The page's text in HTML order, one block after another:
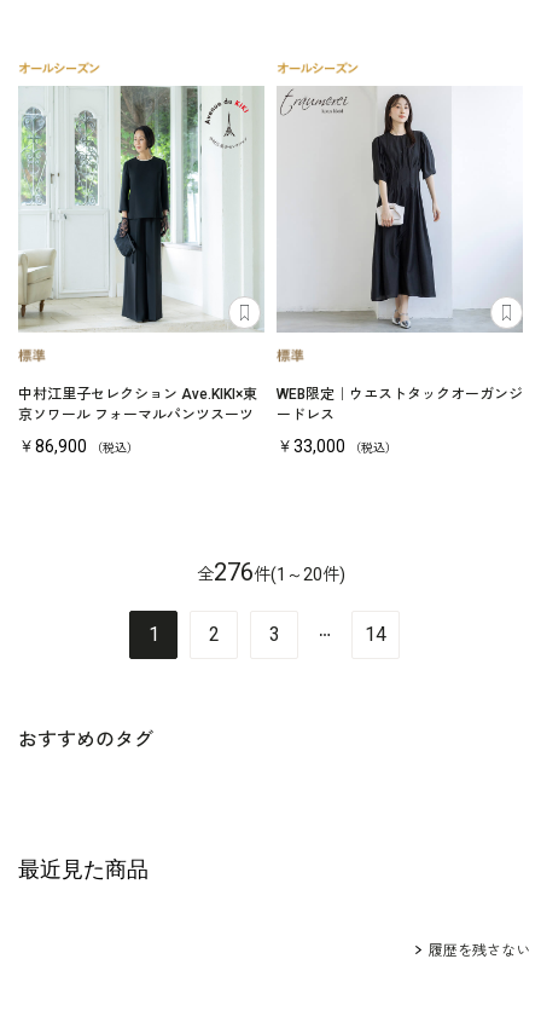
中村江里子セレクション Ave.KIKI×東
京ソワール フォーマルパンツスーツ
￥86,900 （税込）
WEB限定｜ウエストタックオーガンジ
ードレス
￥33,000 （税込）
全276件(1～20件)
1 2 3 14
おすすめのタグ
最近見た商品
履歴を残さない